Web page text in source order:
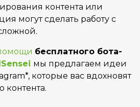
контента или
могут сделать работу с
бесплатного бота-
мы предлагаем идеи
которые вас вдохновят
контента.